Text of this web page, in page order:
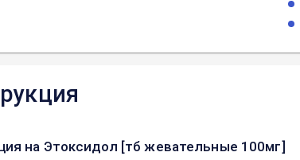
на Этоксидол [тб жевательные 100мг]